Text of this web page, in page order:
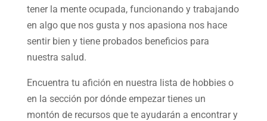
tener la mente ocupada, funcionando y trabajando
en algo que nos gusta y nos apasiona nos hace
sentir bien y tiene probados beneficios para
nuestra salud.
Encuentra tu afición en nuestra lista de hobbieso
en la sección por dónde empezar tienes un
montón de recursos que te ayudarán a encontrar y